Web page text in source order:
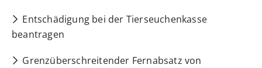
Entschädigung bei der Tierseuchenkasse
beantragen
Grenzüberschreitender Fernabsatz von